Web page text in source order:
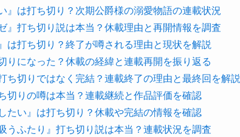
』は打ち切り？次期公爵様の溺愛物語の連載状況
』打ち切り説は本当？休載理由と再開情報を調査
は打ち切り？終了が噂される理由と現状を解説
りになった？休載の経緯と連載再開を振り返る
ち切りではなく完結？連載終了の理由と最終回を解説
切りの噂は本当？連載継続と作品評価を確認
たい』は打ち切り？休載や完結の情報を確認
うふたり』打ち切り説は本当？連載状況を調査